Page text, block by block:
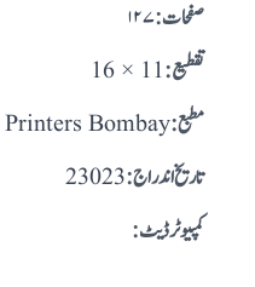
۱۲۷ :صفحات
16 × 11 :تقطيع
Bombay :مطبع
23023 : تاريخ اندراج
:کمپیوٹر ڈیٹ